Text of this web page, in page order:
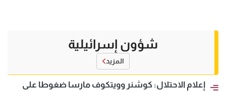
شؤون إسرائيلية
المزيد
إعلام الاحتلال: كوشنر وويتكوف مارسا ضغوطا على